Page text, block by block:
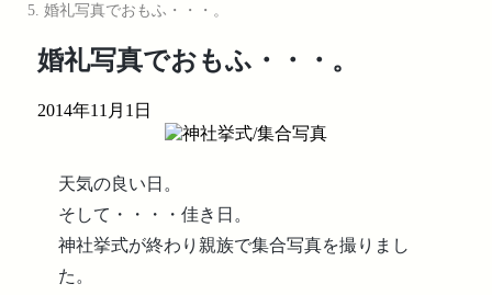
婚礼写真でおもふ・・・。
婚礼写真でおもふ・・・。
2014年11月1日
天気の良い日。
そして・・・・佳き日。
神社挙式が終わり親族で集合写真を撮りまし
た。